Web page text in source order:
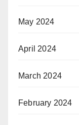
May 2024
April 2024
March 2024
February 2024